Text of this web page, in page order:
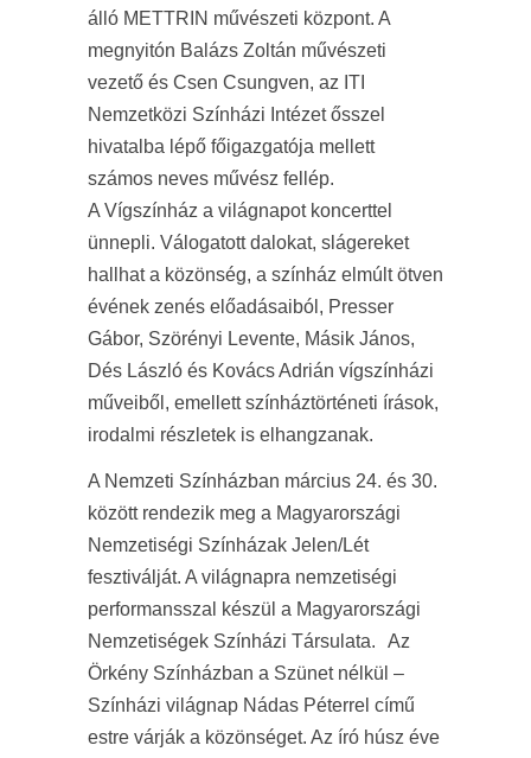
álló METTRIN művészeti központ. A
megnyitón Balázs Zoltán művészeti
vezető és Csen Csungven, az ITI
Nemzetközi Színházi Intézet ősszel
hivatalba lépő főigazgatója mellett
számos neves művész fellép.
A Vígszínház a világnapot koncerttel
ünnepli. Válogatott dalokat, slágereket
hallhat a közönség, a színház elmúlt ötven
évének zenés előadásaiból, Presser
Gábor, Szörényi Levente, Másik János,
Dés László és Kovács Adrián vígszínházi
műveiből, emellett színháztörténeti írások,
irodalmi részletek is elhangzanak.
A Nemzeti Színházban március 24. és 30.
között rendezik meg a Magyarországi
Nemzetiségi Színházak Jelen/Lét
fesztiválját. A világnapra nemzetiségi
performansszal készül a Magyarországi
Nemzetiségek Színházi Társulata. Az
Örkény Színházban a Szünet nélkül –
Színházi világnap Nádas Péterrel című
estre várják a közönséget. Az író húsz éve